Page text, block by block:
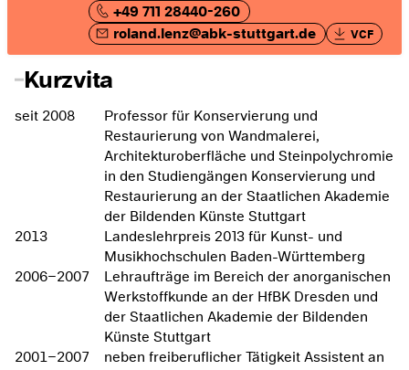
+49 711 28440-260
roland.lenz@abk-stuttgart.de
VCF
Kurzvita
seit 2008
Professor für Konservierung und
Restaurierung von Wandmalerei,
Architekturoberfläche und Steinpolychromie
in den Studiengängen Konservierung und
Restaurierung an der Staatlichen Akademie
der Bildenden Künste Stuttgart
2013
Landeslehrpreis 2013 für Kunst- und
Musikhochschulen Baden-Württemberg
2006–2007
Lehraufträge im Bereich der anorganischen
Werkstoffkunde an der HfBK Dresden und
der Staatlichen Akademie der Bildenden
Künste Stuttgart
2001–2007
neben freiberuflicher Tätigkeit Assistent an